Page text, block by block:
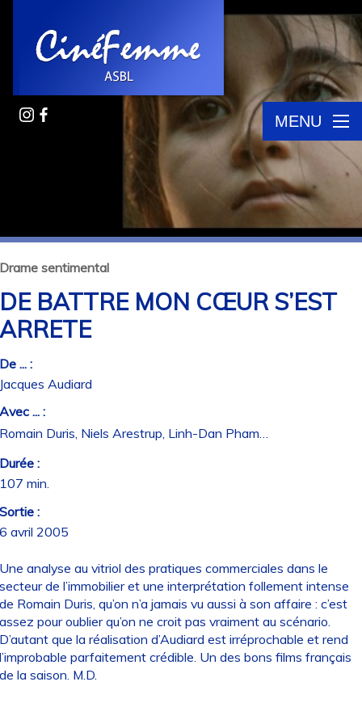
MENU
sentimental
BATTRE MON CŒUR S’EST
... :
Audiard
... :
Duris, Niels Arestrup, Linh-Dan Pham…
:
min.
:
avril 2005
analyse au vitriol des pratiques commerciales dans le
de l’immobilier et une interprétation follement intense
Romain Duris, qu’on n’a jamais vu aussi à son affaire : c’est
pour oublier qu’on ne croit pas vraiment au scénario.
que la réalisation d’Audiard est irréprochable et rend
parfaitement crédible. Un des bons films français
la saison. M.D.